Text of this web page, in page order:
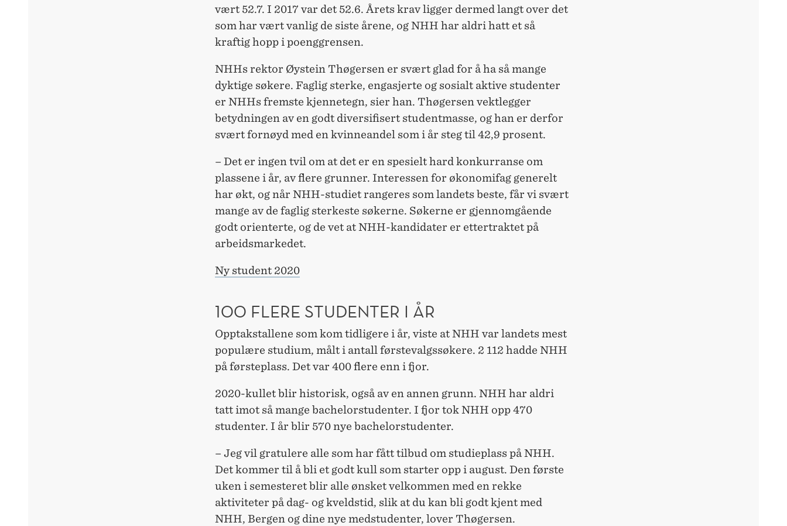
vært 52.7. I 2017 var det 52.6. Årets krav ligger dermed langt over det
som har vært vanlig de siste årene, og NHH har aldri hatt et så
kraftig hopp i poenggrensen.
NHHs rektor Øystein Thøgersen er svært glad for å ha så mange
dyktige søkere. Faglig sterke, engasjerte og sosialt aktive studenter
er NHHs fremste kjennetegn, sier han. Thøgersen vektlegger
betydningen av en godt diversifisert studentmasse, og han er derfor
svært fornøyd med en kvinneandel som i år steg til 42,9 prosent.
– Det er ingen tvil om at det er en spesielt hard konkurranse om
plassene i år, av flere grunner. Interessen for økonomifag generelt
har økt, og når NHH-studiet rangeres som landets beste, får vi svært
mange av de faglig sterkeste søkerne. Søkerne er gjennomgående
godt orienterte, og de vet at NHH-kandidater er ettertraktet på
arbeidsmarkedet.
Ny student 2020
100 FLERE STUDENTER I ÅR
Opptakstallene som kom tidligere i år, viste at NHH var landets mest
populære studium, målt i antall førstevalgssøkere. 2 112 hadde NHH
på førsteplass. Det var 400 flere enn i fjor.
2020-kullet blir historisk, også av en annen grunn. NHH har aldri
tatt imot så mange bachelorstudenter. I fjor tok NHH opp 470
studenter. I år blir 570 nye bachelorstudenter.
– Jeg vil gratulere alle som har fått tilbud om studieplass på NHH.
Det kommer til å bli et godt kull som starter opp i august. Den første
uken i semesteret blir alle ønsket velkommen med en rekke
aktiviteter på dag- og kveldstid, slik at du kan bli godt kjent med
NHH, Bergen og dine nye medstudenter, lover Thøgersen.